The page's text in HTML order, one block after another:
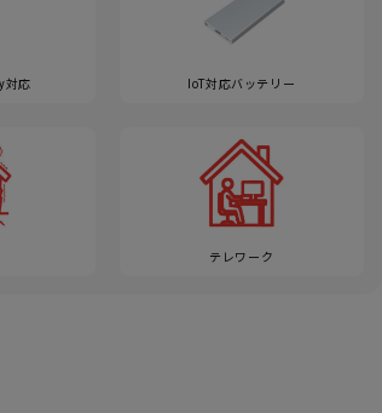
対応 IoT対応バッテリー
テレワーク